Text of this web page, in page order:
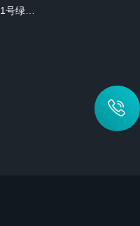
地址：上海市奉贤区望园南路1588弄1号绿地未来中心A3 2110室